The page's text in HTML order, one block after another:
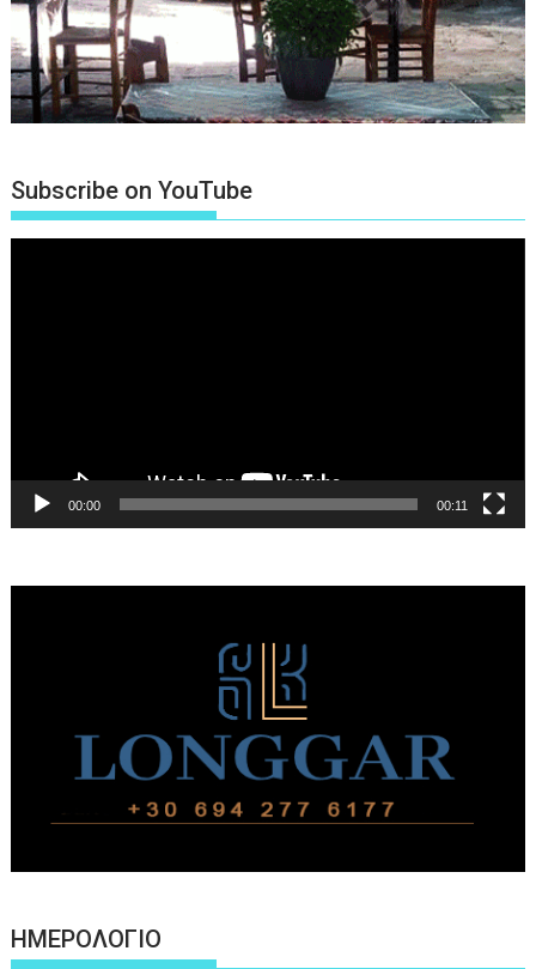
Subscribe on YouTube
00:00 00:11
ΗΜΕΡΟΛΟΓΙΟ